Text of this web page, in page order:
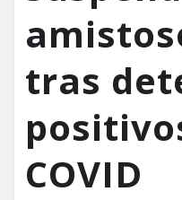
tras
COVID